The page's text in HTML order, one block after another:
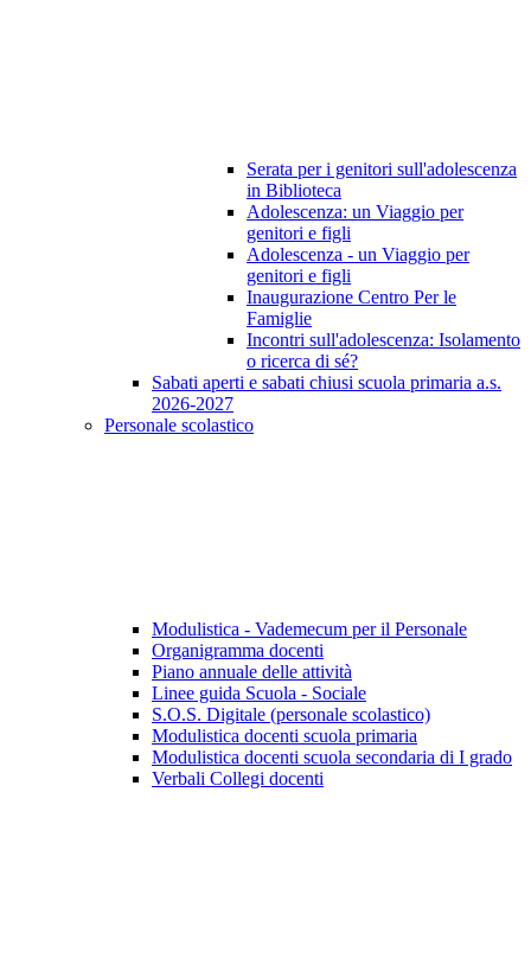
Serata per i genitori sull'adolescenza
in Biblioteca
Adolescenza: un Viaggio per
genitori e figli
Adolescenza - un Viaggio per
genitori e figli
Inaugurazione Centro Per le
Famiglie
Incontri sull'adolescenza: Isolamento
o ricerca di sé?
Sabati aperti e sabati chiusi scuola primaria a.s.
2026-2027
Personale scolastico
Modulistica - Vademecum per il Personale
Organigramma docenti
Piano annuale delle attività
Linee guida Scuola - Sociale
S.O.S. Digitale (personale scolastico)
Modulistica docenti scuola primaria
Modulistica docenti scuola secondaria di I grado
Verbali Collegi docenti